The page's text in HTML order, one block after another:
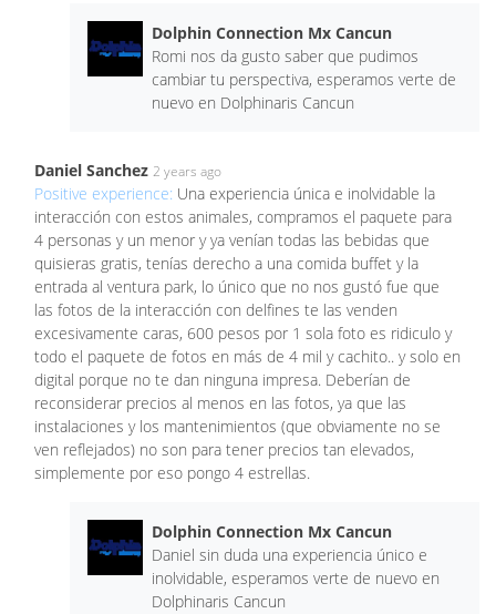
Dolphin Connection Mx Cancun
Romi nos da gusto saber que pudimos
cambiar tu perspectiva, esperamos verte de
nuevo en Dolphinaris Cancun
Daniel Sanchez 2 years ago
Positive experience: Una experiencia única e inolvidable la
interacción con estos animales, compramos el paquete para
4 personas y un menor y ya venían todas las bebidas que
quisieras gratis, tenías derecho a una comida buffet y la
entrada al ventura park, lo único que no nos gustó fue que
las fotos de la interacción con delfines te las venden
excesivamente caras, 600 pesos por 1 sola foto es ridiculo y
todo el paquete de fotos en más de 4 mil y cachito.. y solo en
digital porque no te dan ninguna impresa. Deberían de
reconsiderar precios al menos en las fotos, ya que las
instalaciones y los mantenimientos (que obviamente no se
ven reflejados) no son para tener precios tan elevados,
simplemente por eso pongo 4 estrellas.
Dolphin Connection Mx Cancun
Daniel sin duda una experiencia único e
inolvidable, esperamos verte de nuevo en
Dolphinaris Cancun